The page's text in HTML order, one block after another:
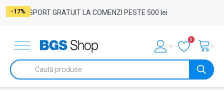
TRANSPORT GRATUIT LA COMENZI PESTE 500 lei
0
Products
search
-17%
-29%
-17%
-17%
-17%
-17%
-17%
-17%
-17%
-17%